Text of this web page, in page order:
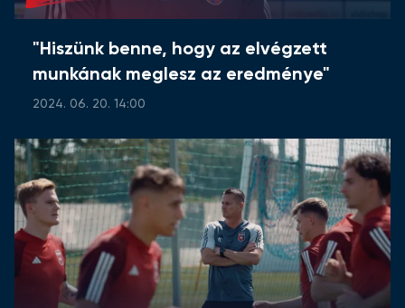
"Hiszünk benne, hogy az elvégzett
munkának meglesz az eredménye"
2024. 06. 20. 14:00